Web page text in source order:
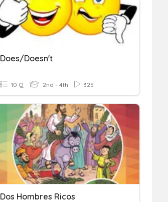
Does/doesn't
10 Q 2nd - 4th 325
Dos Hombres Ricos